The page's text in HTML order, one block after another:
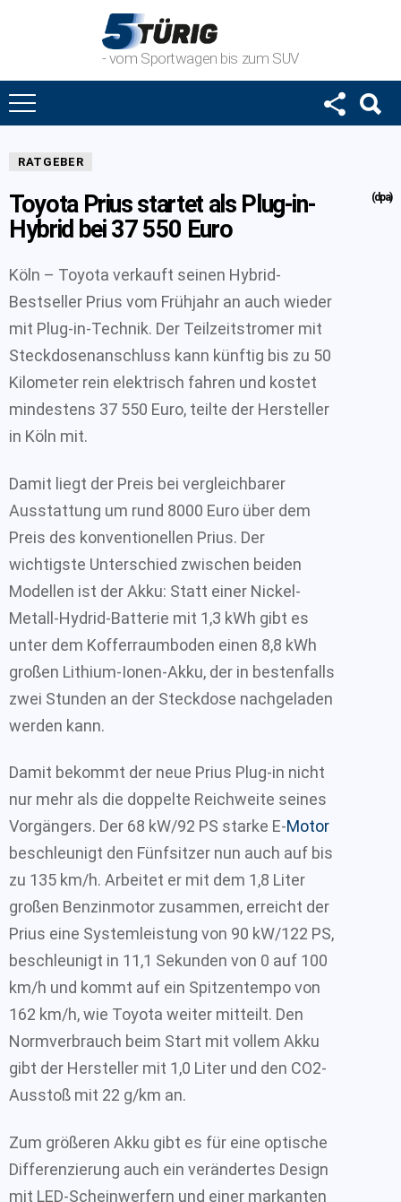
- vom Sportwagen bis zum SUV
RATGEBER
Toyota Prius startet als Plug-in-
Hybrid bei 37 550 Euro
(dpa)
Köln – Toyota verkauft seinen Hybrid-
Bestseller Prius vom Frühjahr an auch wieder
mit Plug-in-Technik. Der Teilzeitstromer mit
Steckdosenanschluss kann künftig bis zu 50
Kilometer rein elektrisch fahren und kostet
mindestens 37 550 Euro, teilte der Hersteller
in Köln mit.
Damit liegt der Preis bei vergleichbarer
Ausstattung um rund 8000 Euro über dem
Preis des konventionellen Prius. Der
wichtigste Unterschied zwischen beiden
Modellen ist der Akku: Statt einer Nickel-
Metall-Hydrid-Batterie mit 1,3 kWh gibt es
unter dem Kofferraumboden einen 8,8 kWh
großen Lithium-Ionen-Akku, der in bestenfalls
zwei Stunden an der Steckdose nachgeladen
werden kann.
Damit bekommt der neue Prius Plug-in nicht
nur mehr als die doppelte Reichweite seines
Vorgängers. Der 68 kW/92 PS starke E-Motor
beschleunigt den Fünfsitzer nun auch auf bis
zu 135 km/h. Arbeitet er mit dem 1,8 Liter
großen Benzinmotor zusammen, erreicht der
Prius eine Systemleistung von 90 kW/122 PS,
beschleunigt in 11,1 Sekunden von 0 auf 100
km/h und kommt auf ein Spitzentempo von
162 km/h, wie Toyota weiter mitteilt. Den
Normverbrauch beim Start mit vollem Akku
gibt der Hersteller mit 1,0 Liter und den CO2-
Ausstoß mit 22 g/km an.
Zum größeren Akku gibt es für eine optische
Differenzierung auch ein verändertes Design
mit LED-Scheinwerfern und einer markanten